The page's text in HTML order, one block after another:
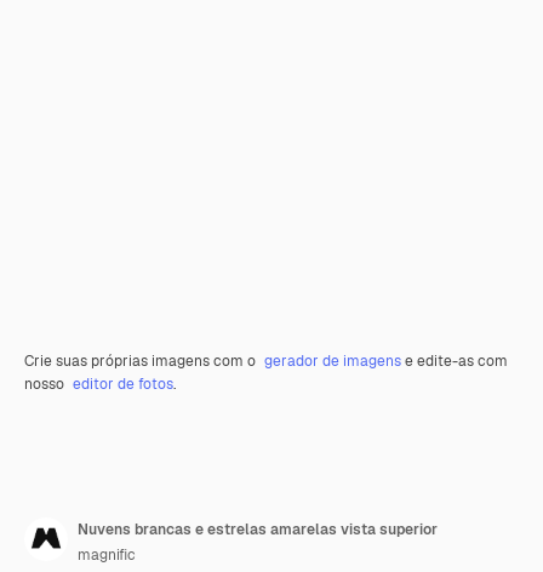
Crie suas próprias imagens com o gerador de imagense edite-as com
nosso editor de fotos.
Nuvens brancas e estrelas amarelas vista superior
magnific